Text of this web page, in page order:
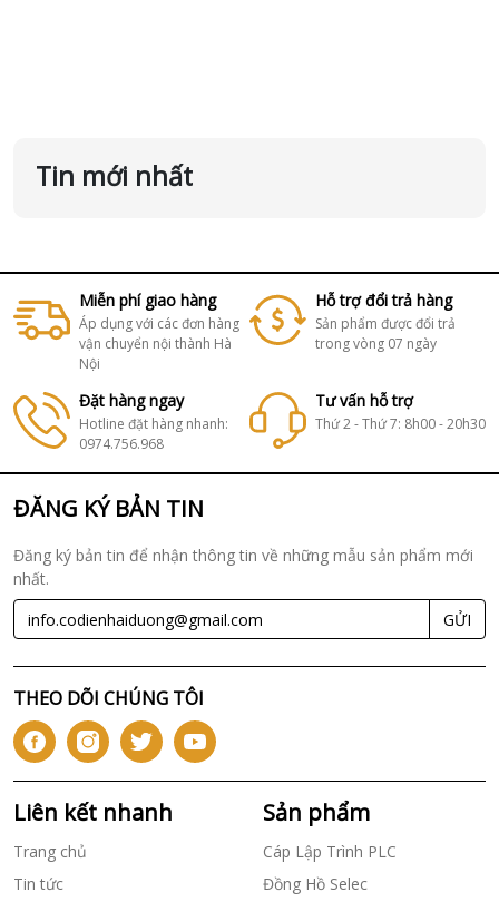
Tin mới nhất
Miễn phí giao hàng
Áp dụng với các đơn hàng
vận chuyển nội thành Hà
Nội
Hỗ trợ đổi trả hàng
Sản phẩm được đổi trả
trong vòng 07 ngày
Đặt hàng ngay
Hotline đặt hàng nhanh:
0974.756.968
Tư vấn hỗ trợ
Thứ 2 - Thứ 7: 8h00 - 20h30
ĐĂNG KÝ BẢN TIN
Đăng ký bản tin để nhận thông tin về những mẫu sản phẩm mới
nhất.
GỬI
THEO DÕI CHÚNG TÔI
Liên kết nhanh
Trang chủ
Tin tức
Sản phẩm
Cáp Lập Trình PLC
Đồng Hồ Selec